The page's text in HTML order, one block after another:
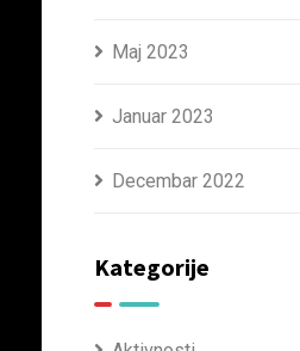
Maj 2023
Januar 2023
Decembar 2022
Kategorije